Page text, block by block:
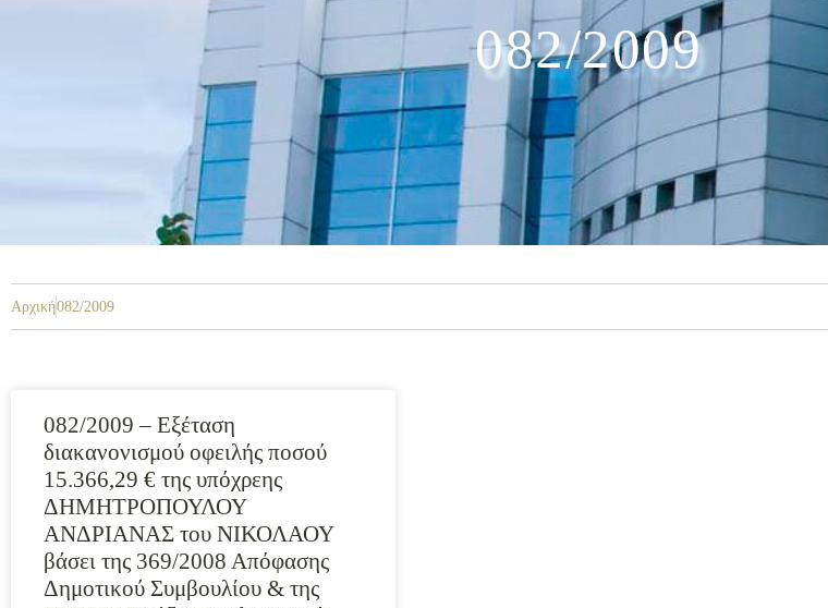
082/2009
Αρχική082/2009
082/2009 – Εξέταση
διακανονισμού οφειλής ποσού
15.366,29 € της υπόχρεης
ΔΗΜΗΤΡΟΠΟΥΛΟΥ
ΑΝΔΡΙΑΝΑΣ του ΝΙΚΟΛΑΟΥ
βάσει της 369/2008 Απόφασης
Δημοτικού Συμβουλίου & της